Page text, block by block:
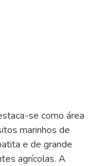
se como área
marinhos de
e de grande
agrícolas. A